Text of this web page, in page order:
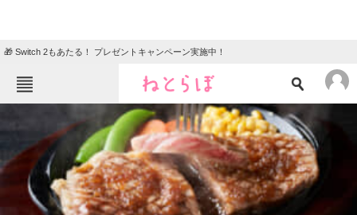
🎁 Switch 2もあたる！ プレゼントキャンペーン実施中！
TOP ニュース
エンタメ クイズ
グルメ 地域